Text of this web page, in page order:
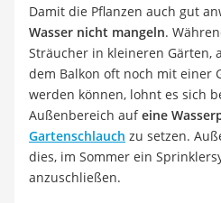
Damit die Pflanzen auch gut
Wasser nicht mangeln.
Sträucher in kleineren Gärten,
dem Balkon oft noch mit einer
werden können, lohnt es sich
Außenbereich aufeine
Gartenschlauch zu setzen.
dies, im Sommer ein
anzuschließen.